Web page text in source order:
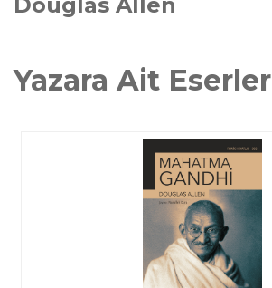
Yazara Ait Eserler